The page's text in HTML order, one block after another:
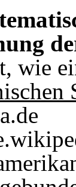
wie